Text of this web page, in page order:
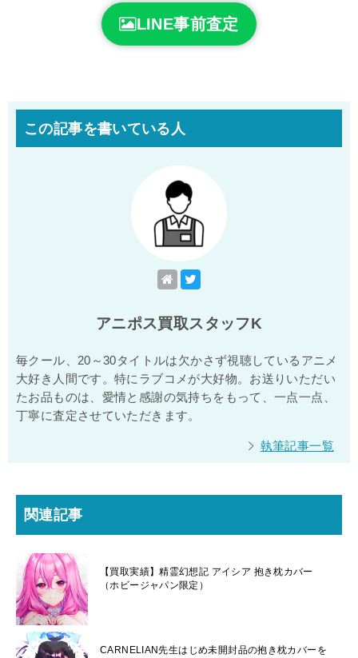
LINE事前査定
この記事を書いている人
アニポス買取スタッフK
毎クール、20～30タイトルは欠かさず視聴しているアニメ
大好き人間です。特にラブコメが大好物。お送りいただい
たお品ものは、愛情と感謝の気持ちをもって、一点一点、
丁寧に査定させていただきます。
執筆記事一覧
関連記事
【買取実績】精霊幻想記 アイシア 抱き枕カバー
（ホビージャパン限定）
CARNELIAN先生はじめ未開封品の抱き枕カバーを